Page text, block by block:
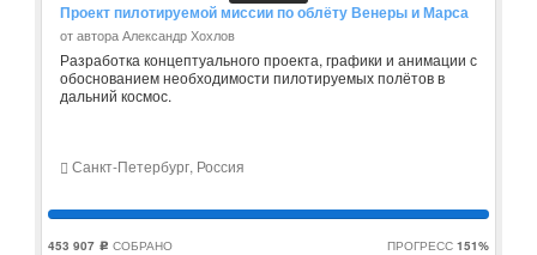
Проект пилотируемой миссии по облёту Венеры и Марса
от автора Александр Хохлов
Разработка концептуального проекта, графики и анимации с
обоснованием необходимости пилотируемых полётов в
дальний космос.
Санкт-Петербург, Россия
453 907 c СОБРАНО ПРОГРЕСС 151%